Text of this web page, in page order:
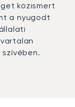
közismert
a nyugodt
személyes